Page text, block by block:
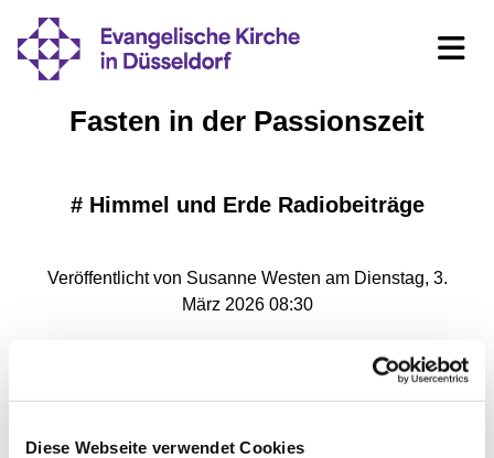
Diese Webseite verwendet Cookies
Fasten in der Passionszeit
# Himmel und Erde Radiobeiträge
Veröffentlicht von Susanne Westen am Dienstag, 3.
März 2026 08:30